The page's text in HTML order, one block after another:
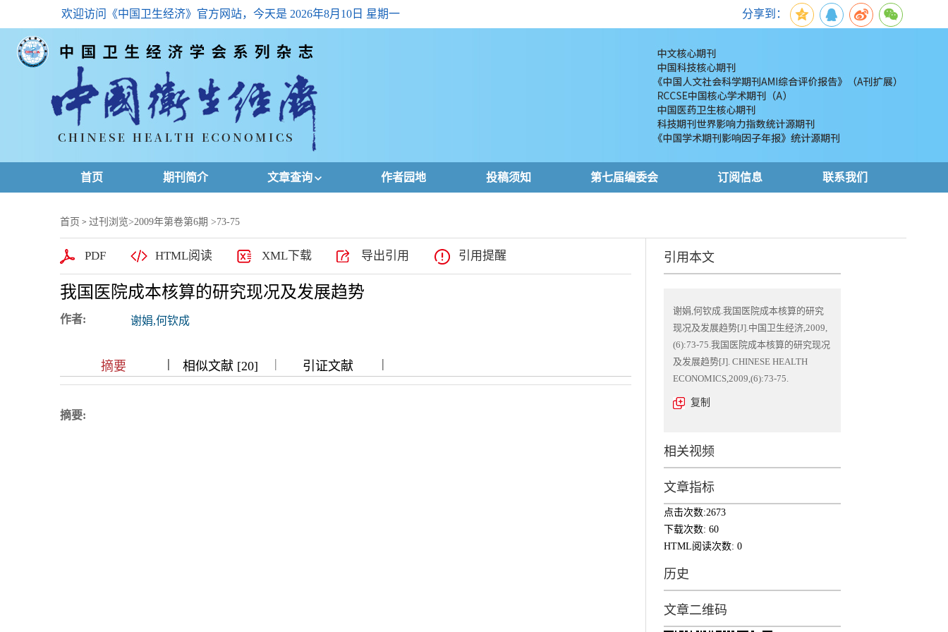
欢迎访问《中国卫生经济》官方网站，今天是 2026年8月10日 星期一 分享到：
首页 期刊简介 文章查询
高级查询
下载排名
作者园地 投稿须知 第七届编委会 订阅信息 联系我们
首页 > 过刊浏览>2009年第卷第6期 >73-75
PDF HTML阅读 XML下载 导出引用 引用提醒
我国医院成本核算的研究现况及发展趋势
作者: 谢娟,何钦成
摘要 |||| 相似文献 [20] | 引证文献 ||
摘要:
引用本文
谢娟,何钦成.我国医院成本核算的研究
现况及发展趋势[J].中国卫生经济,2009,
(6):73-75.我国医院成本核算的研究现况
及发展趋势[J]. CHINESE HEALTH
ECONOMICS,2009,(6):73-75.
复制
相关视频
文章指标
点击次数:2673
下载次数: 60
HTML阅读次数: 0
历史
文章二维码